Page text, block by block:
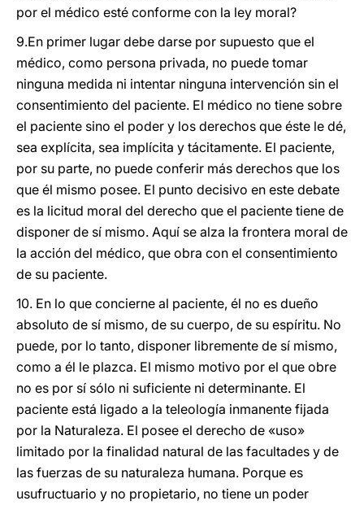
por el médico esté conforme con la ley moral?
9.En primer lugar debe darse por supuesto que el
médico, como persona privada, no puede tomar
ninguna medida ni intentar ninguna intervención sin el
consentimiento del paciente. El médico no tiene sobre
el paciente sino el poder y los derechos que éste le dé,
sea explícita, sea implícita y tácitamente. El paciente,
por su parte, no puede conferir más derechos que los
que él mismo posee. El punto decisivo en este debate
es la licitud moral del derecho que el paciente tiene de
disponer de sí mismo. Aquí se alza la frontera moral de
la acción del médico, que obra con el consentimiento
de su paciente.
10. En lo que concierne al paciente, él no es dueño
absoluto de sí mismo, de su cuerpo, de su espíritu. No
puede, por lo tanto, disponer libremente de sí mismo,
como a él le plazca. El mismo motivo por el que obre
no es por sí sólo ni suficiente ni determinante. El
paciente está ligado a la teleología inmanente fijada
por la Naturaleza. El posee el derecho de «uso»
limitado por la finalidad natural de las facultades y de
las fuerzas de su naturaleza humana. Porque es
usufructuario y no propietario, no tiene un poder